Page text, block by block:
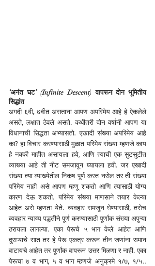
‘अनंत घट’ (Infinite Descent) वापरून दोन भूमितीय
सिद्धांत
अगदी ६वी, ७वीत असताना आपण अपरिमेय आहे हे ऐकलेले
असते, लक्षात ठेवले असते. कधीतरी दोन वर्षानी आपण या
विधानाची सिद्धता अभ्यासतो. एखादी संख्या अपरिमेय आहे
का? हा विचार करण्यासाठी मुळात परिमेय संख्या म्हणजे काय
हे नक्की माहीत असायला हवे, आणि त्याची एक सुटसुटीत
व्याख्या आहे ती नीट समजावून घ्यायला हवी. जर एखादी
संख्या त्या व्याख्येतील निकष पूर्ण करत नसेल तर ती संख्या
परिमेय नाही असे आपण म्हणू शकतो आणि त्यासाठी योग्य
कारण देऊ शकतो. परिमेय संख्या माणसाने तयार केल्या
आहेत असे म्हणता येते. व्यवहार समजून घेण्यासाठी, तसेच
व्यवहार न्याय्य पद्धतीने पूर्ण करण्यासाठी पूर्णांक संख्या अपुऱ्या
ठरायला लागल्या. एका पेरूचे ५ भाग केले आहेत आणि
दुसऱ्याचे सात तर हे पेरू एकत्र करून तीन जणांना समान
वाटायचे आहेत तर पूर्णांक वापरून उत्तर मिळणा र नाही. एका
पेरूचा ७ व भाग, ५ व भाग म्हणजे अनुक्रमे १/७, १/५..